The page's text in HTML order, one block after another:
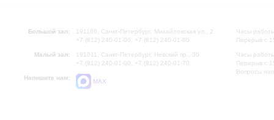
Большой зал:
191186, Санкт-Петербург, Михайловская ул., 2
+7 (812) 240-01-00, +7 (812) 240-01-80
Малый зал:
191011, Санкт-Петербург, Невский пр., 30
+7 (812) 240-01-00, +7 (812) 240-01-70
Напишите нам:
MAX
Часы
Перерыв с
Часы
Перерыв с
Вопросы